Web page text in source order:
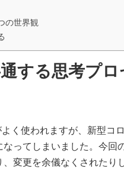
の世界観
する思考プ
く使われますが、新型コ
ってしまいました。今回
変更を余儀なくされたり